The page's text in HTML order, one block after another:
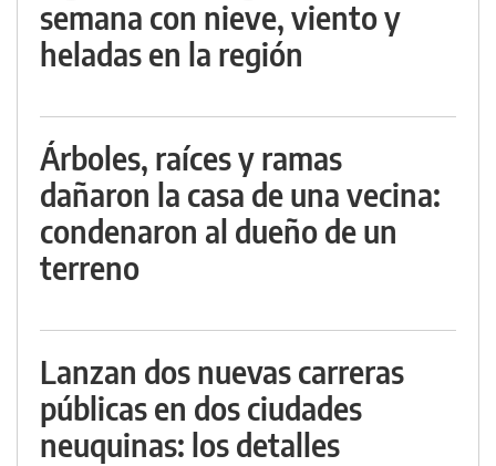
semana con nieve, viento y
heladas en la región
Árboles, raíces y ramas
dañaron la casa de una vecina:
condenaron al dueño de un
terreno
Lanzan dos nuevas carreras
públicas en dos ciudades
neuquinas: los detalles